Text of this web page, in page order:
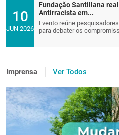
10
JUN 2026
Fundação Santillana
Antirracista em...
Evento reúne
para debater os
Imprensa Ver Todos